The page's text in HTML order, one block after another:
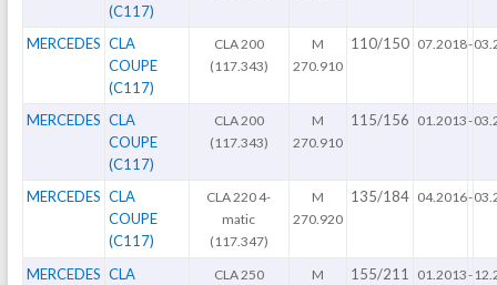
(C117)
MERCEDES CLA
COUPE
(C117)
CLA 200
(117.343)
M
270.910
110/150 07.2018-
MERCEDES CLA
COUPE
(C117)
CLA 200
(117.343)
M
270.910
115/156 01.2013-
MERCEDES CLA
COUPE
(C117)
CLA 220 4-
matic
(117.347)
M
270.920
135/184 04.2016-
MERCEDES CLA
CLA 250
M
155/211 01.2013-